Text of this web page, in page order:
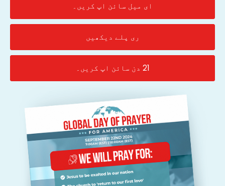
ای میل سائن اپ کریں۔
ری پلے دیکھیں
21 دن سائن اپ کریں۔